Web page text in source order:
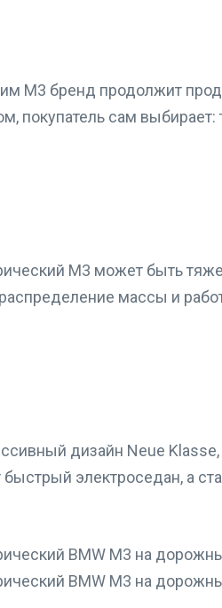
M3 бренд продолжит
покупатель сам
M3 может быть
массы и
дизайн Neue
электроседан, а